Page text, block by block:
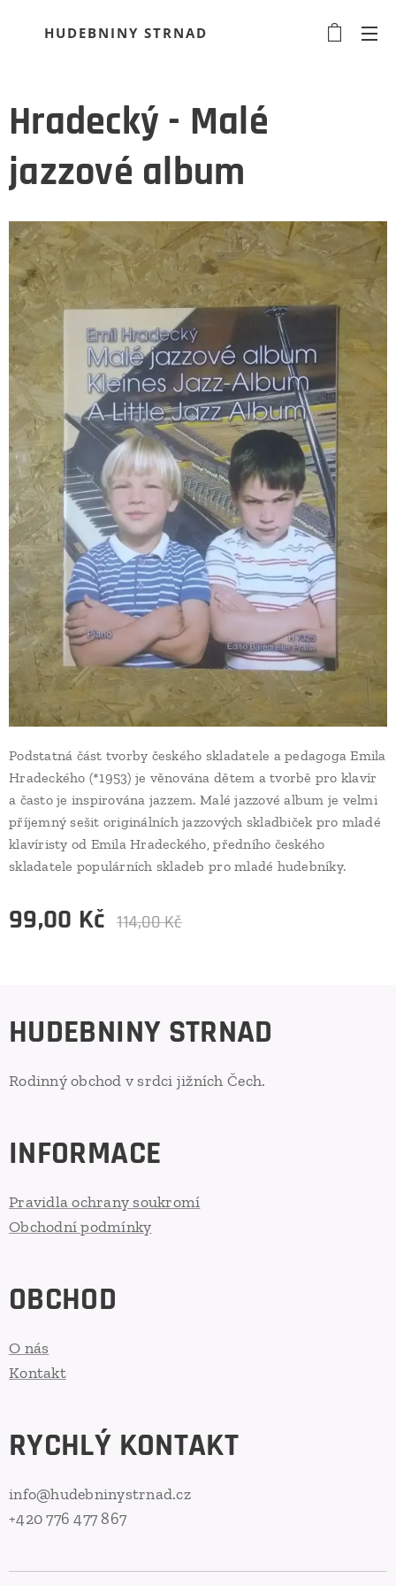
HUDEBNINY STRNAD
Hradecký - Malé
jazzové album
Podstatná část tvorby českého skladatele a pedagoga Emila
Hradeckého (*1953) je věnována dětem a tvorbě pro klavír
a často je inspirována jazzem. Malé jazzové album je velmi
příjemný sešit originálních jazzových skladbiček pro mladé
klavíristy od Emila Hradeckého, předního českého
skladatele populárních skladeb pro mladé hudebníky.
99,00 Kč 114,00Kč
HUDEBNINY STRNAD
Rodinný obchod v srdci jižních Čech.
INFORMACE
Pravidla ochrany soukromí
Obchodní podmínky
OBCHOD
O nás
Kontakt
RYCHLÝ KONTAKT
info@hudebninystrnad.cz
+420 776 477 867